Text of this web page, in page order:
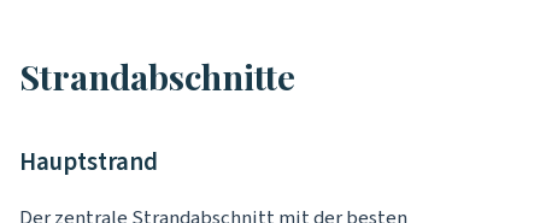
Strandabschnitte
Hauptstrand